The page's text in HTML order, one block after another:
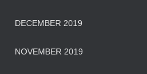
DECEMBER 2019
NOVEMBER 2019